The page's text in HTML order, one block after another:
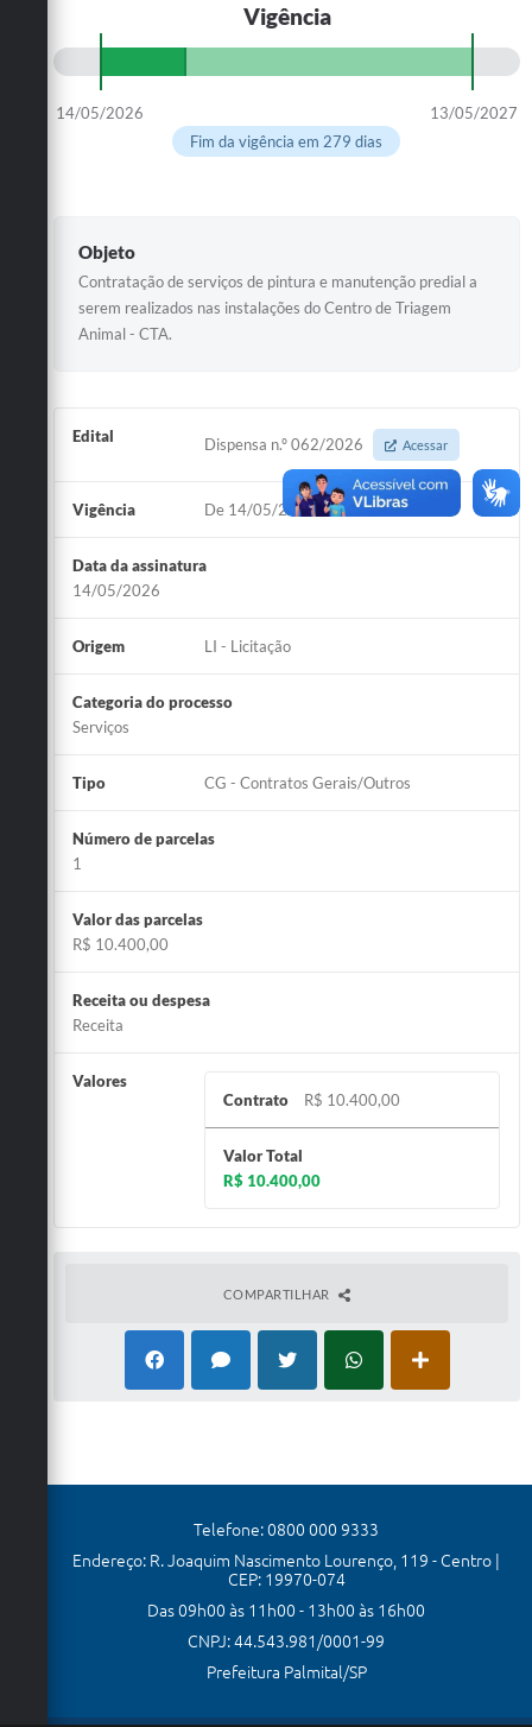
Vigência
14/05/2026
13/05/2027
Fim da vigência em 279 dias
Objeto
Contratação de serviços de pintura e manutenção predial a
serem realizados nas instalações do Centro de Triagem
Animal - CTA.
Edital Dispensa n.º 062/2026 Acessar
Vigência De 14/05/2026 à 13/05/2027
Data da assinatura
14/05/2026
Origem LI - Licitação
Categoria do processo
Serviços
Tipo CG - Contratos Gerais/Outros
Número de parcelas
1
Valor das parcelas
R$ 10.400,00
Receita ou despesa
Receita
Valores
Contrato
R$ 10.400,00
Valor Total
R$ 10.400,00
COMPARTILHAR
Telefone: 0800 000 9333
Endereço: R. Joaquim Nascimento Lourenço, 119 - Centro |
CEP: 19970-074
Das 09h00 às 11h00 - 13h00 às 16h00
CNPJ: 44.543.981/0001-99
Prefeitura Palmital/SP